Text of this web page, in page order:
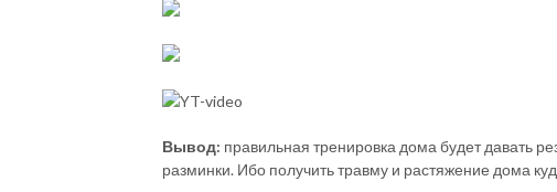
Вывод: правильная тренировка дома будет давать
разминки. Ибо получить травму и растяжение дома